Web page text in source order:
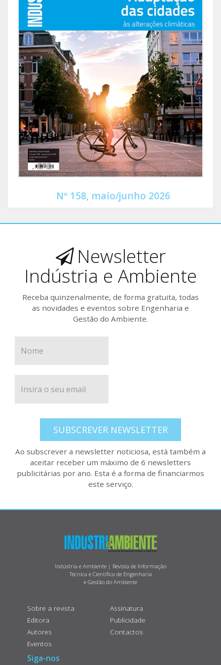
Nº 158, maio/junho 2026
Newsletter
Indústria e Ambiente
Receba quinzenalmente, de forma gratuita, todas
as novidades e eventos sobre Engenharia e
Gestão do Ambiente.
SUBSCREVER NEWSLETTER
Ao subscrever a newsletter noticiosa, está também a
aceitar receber um máximo de 6 newsletters
publicitárias por ano. Esta é a forma de financiarmos
este serviço.
Indústria e Ambiente | Revista de Informação
Técnica e Científica de Engenharia
e Gestão do Ambiente
Sobre a revista
Editora
Autores
Eventos
Assinatura
Publicidade
Contactos
Siga-nos